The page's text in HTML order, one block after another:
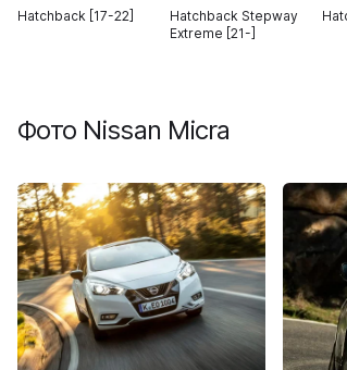
Hatchback [17-22]
Hatchback Stepway
Extreme [21-]
Фото Nissan Micra